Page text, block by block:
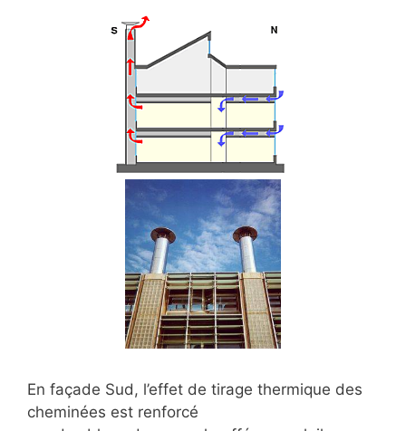
En façade Sud, l’effet de tirage thermique des
cheminées est renforcé